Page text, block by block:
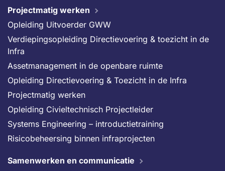
Projectmatig werken
Opleiding Uitvoerder GWW
Verdiepingsopleiding Directievoering & toezicht in de
Infra
Assetmanagement in de openbare ruimte
Opleiding Directievoering & Toezicht in de Infra
Projectmatig werken
Opleiding Civieltechnisch Projectleider
Systems Engineering – introductietraining
Risicobeheersing binnen infraprojecten
Samenwerken en communicatie